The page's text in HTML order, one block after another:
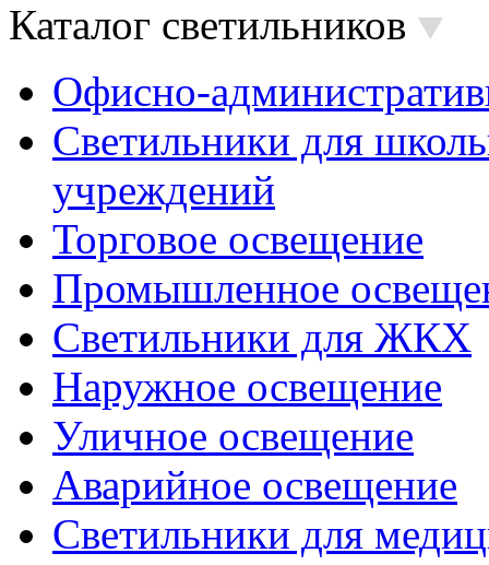
Каталог светильников
Офисно-
Светильники для
учреждений
Торговое освещение
Промышленное
Светильники для ЖКХ
Наружное освещение
Уличное освещение
Аварийное освещение
Светильники для